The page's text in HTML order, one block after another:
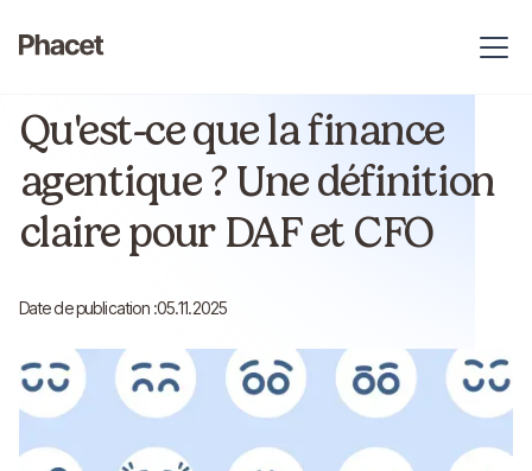
Qu'est-ce que la finance
agentique ? Une définition
claire pour DAF et CFO
Date de publication :05.11.2025